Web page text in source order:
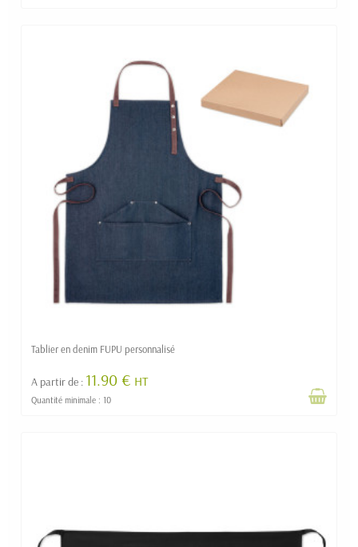
Tablier en denim FUPU personnalisé
A partir de : 11.90 € HT
Quantité minimale : 10